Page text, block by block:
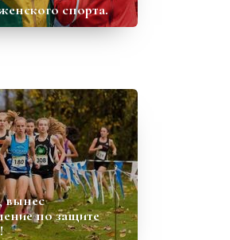
спорта.
вынес
по защите